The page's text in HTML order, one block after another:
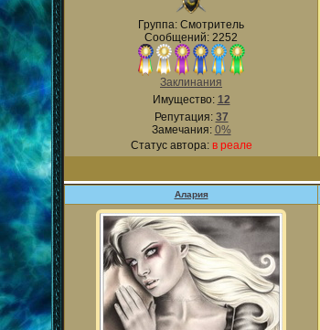
Группа: Смотритель
Сообщений: 2252
Заклинания
Имущество: 12
Репутация: 37
Замечания: 0%
Статус автора: в реале
Алария